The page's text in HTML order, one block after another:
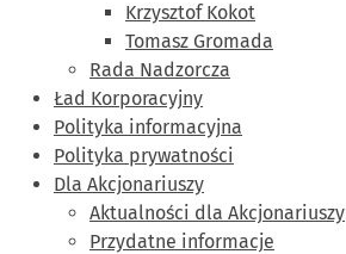
Krzysztof Kokot
Tomasz Gromada
Rada Nadzorcza
Ład Korporacyjny
Polityka informacyjna
Polityka prywatności
Dla Akcjonariuszy
Aktualności dla Akcjonariuszy
Przydatne informacje